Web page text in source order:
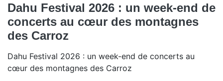
Dahu Festival 2026 : un week-end de
concerts au cœur des montagnes
des Carroz
Dahu Festival 2026 : un week-end de concerts au
cœur des montagnes des Carroz